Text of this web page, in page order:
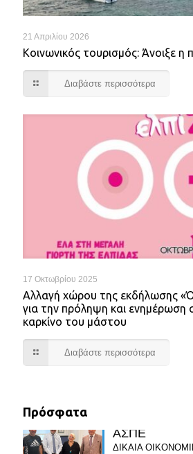
21 Απριλίου 2026
Κοινωνικός τουρισμός: Άνοιξε
Διαβάστε περισσότερα
17 Οκτωβρίου 2025
Αλλαγή χώρου της εκδήλωσης
για την πρόληψη και ενημέρωση
καρκίνο του μάστου
Διαβάστε περισσότερα
Πρόσφατα
ΑΣΠΕ
ΔΙΚΑΙΑ